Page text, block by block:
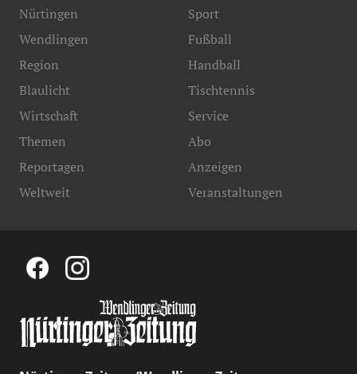
Nürtingen
Wendlingen
Region
Blaulicht
Sport
Fußball
Handball
Tischtennis
Wirtschaft
Themen
Reportagen
Weltweit
Service
Abo
Anzeigen
Veranstaltungen